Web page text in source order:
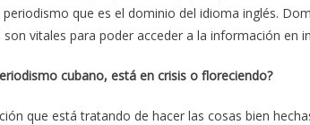
que es el dominio del idioma inglés.
vitales para poder acceder a la información en
cubano, está en crisis o floreciendo?
que está tratando de hacer las cosas bien